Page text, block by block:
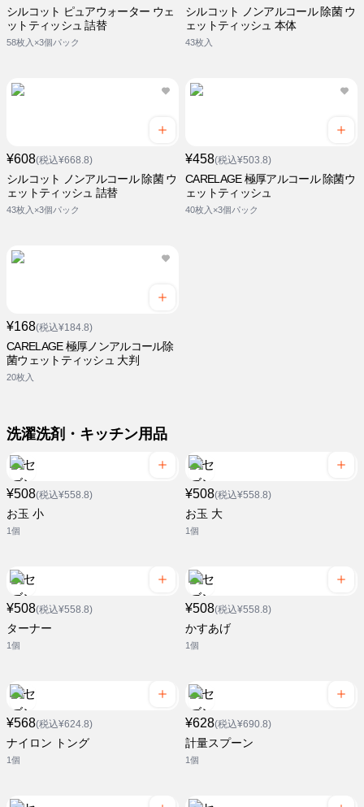
シルコット ピュアウォーター ウェ
ットティッシュ 詰替
58枚入×3個パック
シルコット ノンアルコール 除菌 ウ
ェットティッシュ 本体
43枚入
¥608(税込¥668.8)
シルコット ノンアルコール 除菌 ウ
ェットティッシュ 詰替
43枚入×3個パック
¥458(税込¥503.8)
CARELAGE 極厚アルコール 除菌ウ
ェットティッシュ
40枚入×3個パック
¥168(税込¥184.8)
CARELAGE 極厚ノンアルコール除
菌ウェットティッシュ 大判
20枚入
洗濯洗剤・キッチン用品
¥508(税込¥558.8)
お玉 小
1個
¥508(税込¥558.8)
お玉 大
1個
¥508(税込¥558.8)
ターナー
1個
¥508(税込¥558.8)
かすあげ
1個
¥568(税込¥624.8)
ナイロン トング
1個
¥628(税込¥690.8)
計量スプーン
1個